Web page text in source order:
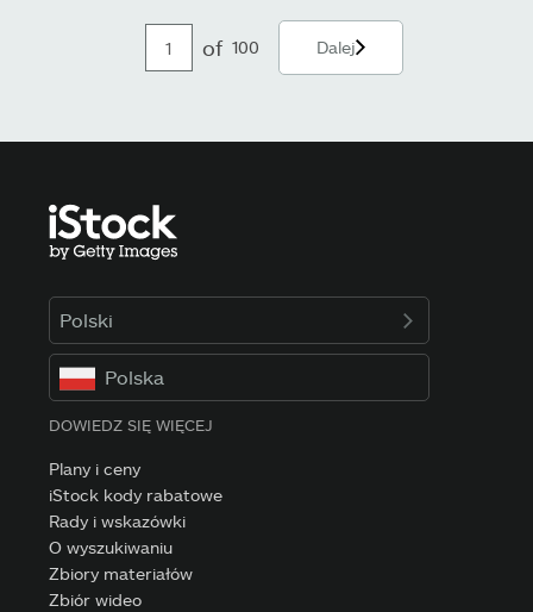
of 100 Dalej
Polski
Polska
DOWIEDZ SIĘ WIĘCEJ
Plany i ceny
iStock kody rabatowe
Rady i wskazówki
O wyszukiwaniu
Zbiory materiałów
Zbiór wideo